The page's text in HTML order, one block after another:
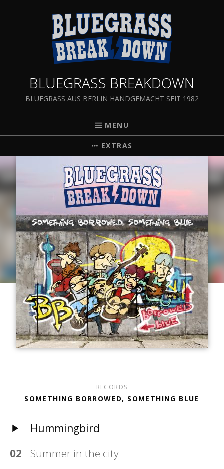
BLUEGRASS BREAKDOWN
BLUEGRASS AUS BERLIN HANDGEMACHT SEIT 1982
MENU
EXTRAS
RECORDS
SOMETHING BORROWED, SOMETHING BLUE
Hummingbird
Summer in the city